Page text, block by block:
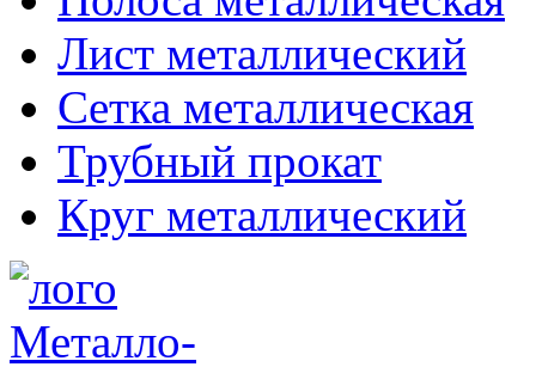
Лист металлический
Сетка металлическая
Трубный прокат
Круг металлический